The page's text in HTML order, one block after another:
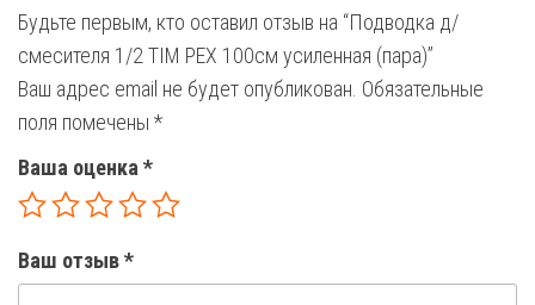
Будьте первым, кто оставил отзыв на “Подводка д/
смесителя 1/2 TIM PEX 100см усиленная (пара)”
Ваш адрес email не будет опубликован. Обязательные
поля помечены *
Ваша оценка *
Ваш отзыв*